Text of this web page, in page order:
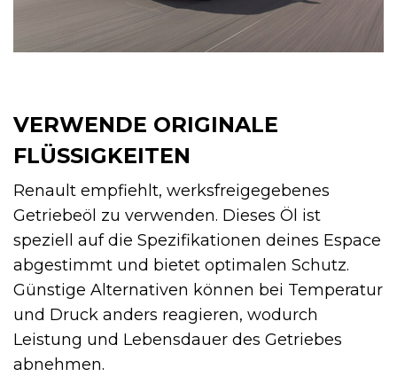
VERWENDE ORIGINALE
FLÜSSIGKEITEN
Renault empfiehlt, werksfreigegebenes
Getriebeöl zu verwenden. Dieses Öl ist
speziell auf die Spezifikationen deines Espace
abgestimmt und bietet optimalen Schutz.
Günstige Alternativen können bei Temperatur
und Druck anders reagieren, wodurch
Leistung und Lebensdauer des Getriebes
abnehmen.